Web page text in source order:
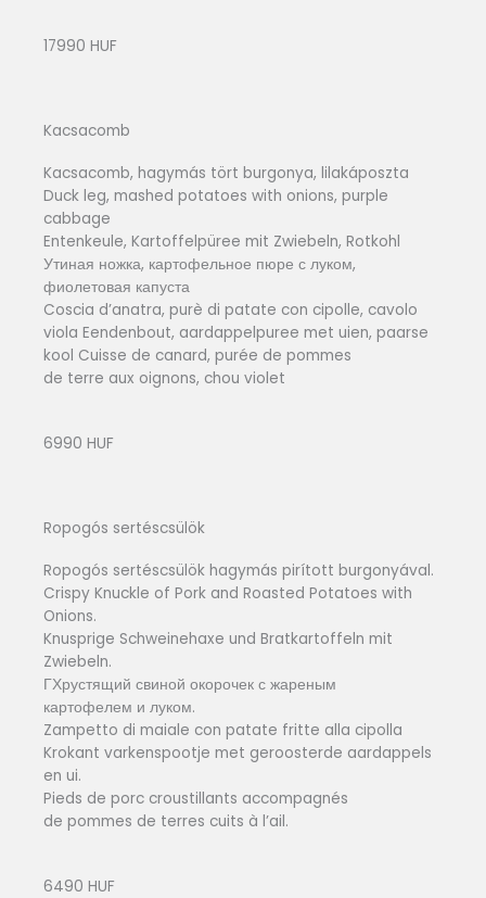
17990 HUF
Kacsacomb
Kacsacomb, hagymás tört burgonya, lilakáposzta
Duck leg, mashed potatoes with onions, purple
cabbage
Entenkeule, Kartoffelpüree mit Zwiebeln, Rotkohl
Утиная ножка, картофельное пюре с луком,
фиолетовая капуста
Coscia d’anatra, purè di patate con cipolle, cavolo
viola Eendenbout, aardappelpuree met uien, paarse
kool Cuisse de canard, purée de pommes
de terre aux oignons, chou violet
6990 HUF
Ropogós sertéscsülök
Ropogós sertéscsülök hagymás pirított burgonyával.
Crispy Knuckle of Pork and Roasted Potatoes with
Onions.
Knusprige Schweinehaxe und Bratkartoffeln mit
Zwiebeln.
ГХрустящий свиной окорочек с жареным
картофелем и луком.
Zampetto di maiale con patate fritte alla cipolla
Krokant varkenspootje met geroosterde aardappels
en ui.
Pieds de porc croustillants accompagnés
de pommes de terres cuits à l’ail.
6490 HUF